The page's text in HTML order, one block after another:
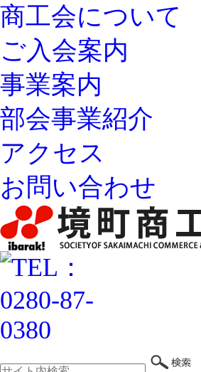
商工会について
ご入会案内
事業案内
部会事業紹介
アクセス
お問い合わせ